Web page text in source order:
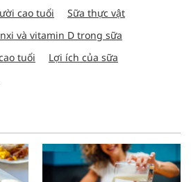
cao tuổi
Sữa thực vật
và vitamin D trong sữa
tuổi
Lợi ích của sữa